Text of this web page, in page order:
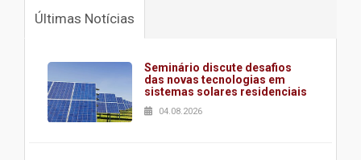
Últimas Notícias
Seminário discute desafios
das novas tecnologias em
sistemas solares residenciais
04.08.2026